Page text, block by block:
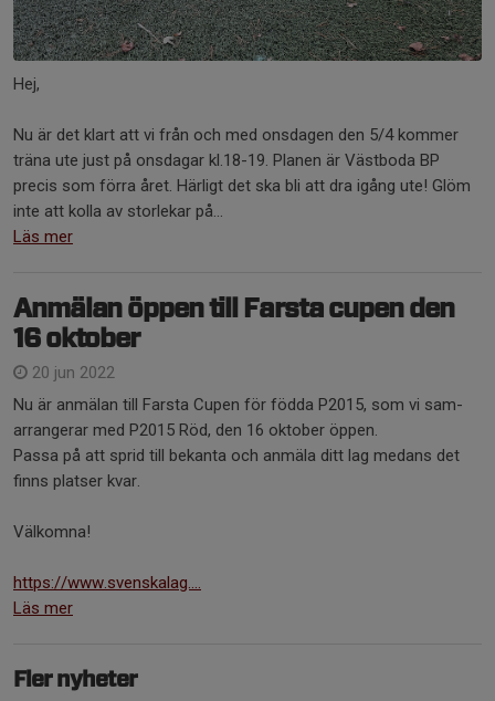
Hej,
Nu är det klart att vi från och med onsdagen den 5/4 kommer
träna ute just på onsdagar kl.18-19. Planen är Västboda BP
precis som förra året. Härligt det ska bli att dra igång ute! Glöm
inte att kolla av storlekar på...
Läs mer
Anmälan öppen till Farsta cupen den
16 oktober
20 jun 2022
Nu är anmälan till Farsta Cupen för födda P2015, som vi sam-
arrangerar med P2015 Röd, den 16 oktober öppen.
Passa på att sprid till bekanta och anmäla ditt lag medans det
finns platser kvar.
Välkomna!
https://www.svenskalag....
Läs mer
Fler nyheter